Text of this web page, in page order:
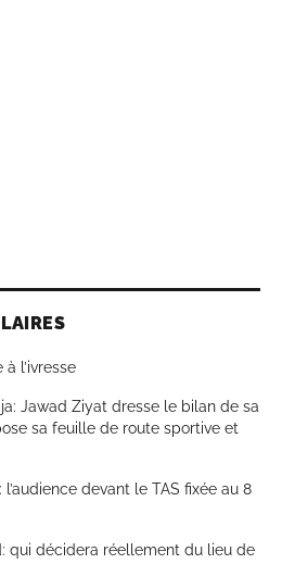
l’ivresse
Jawad Ziyat dresse le bilan de sa
sa feuille de route sportive et
devant le TAS fixée au 8
qui décidera réellement du lieu de